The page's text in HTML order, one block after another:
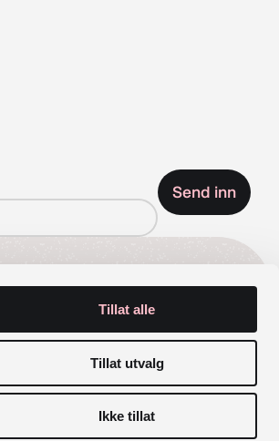
Tillat alle
Tillat utvalg
Ikke tillat